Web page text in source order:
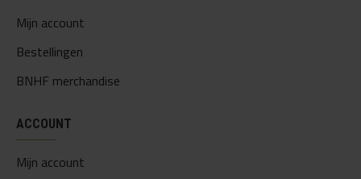
Mijn account
Bestellingen
BNHF merchandise
ACCOUNT
Mijn account